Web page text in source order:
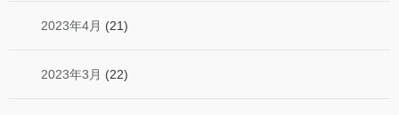
2023年4月 (21)
2023年3月 (22)